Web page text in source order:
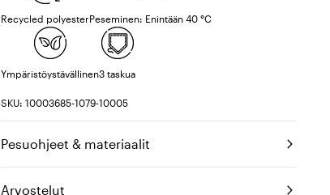
Recycled polyesterPeseminen: Enintään 40 °C
Ympäristöystävällinen3 taskua
SKU: 10003685-1079-10005
Pesuohjeet & materiaalit
Arvostelut